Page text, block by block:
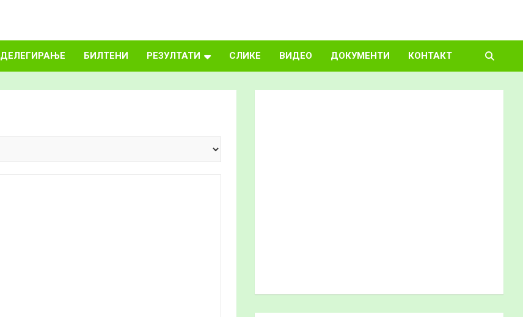
ДЕЛЕГИРАЊЕ БИЛТЕНИ РЕЗУЛТАТИ СЛИКЕ ВИДЕО ДОКУМЕНТИ КОНТАКТ